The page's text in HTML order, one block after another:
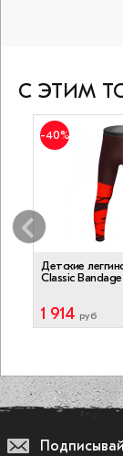
С ЭТИМ
-40%
Детские
Classic
1 914 руб